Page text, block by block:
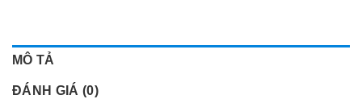
MÔ TẢ
ĐÁNH GIÁ (0)